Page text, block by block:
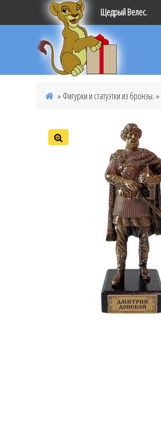
Щедрый Велес.
» Фигурки и статуэтки из бронзы. »